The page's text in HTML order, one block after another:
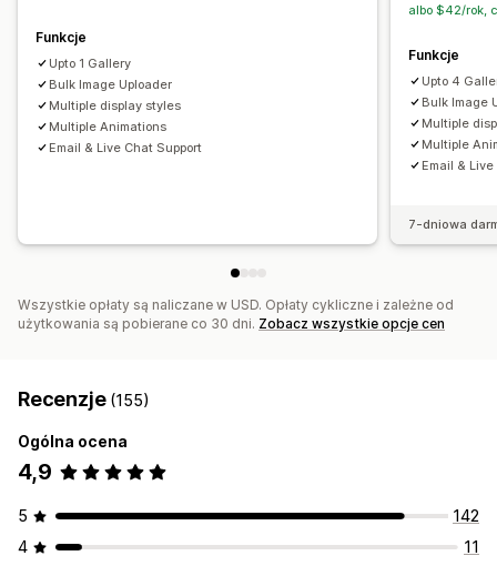
Efekt najechania kursorem
Responsywność na urządzeniach mobilnych
Tagi produktów dostępnych do zakupu
Udostępnianie w mediach społecznościowych
Wielojęzyczne
Funkcje
Upto 1 Gallery
Bulk Image Uploader
Multiple display styles
Multiple Animations
Email & Live Chat Support
albo $42/rok,
Funkcje
Upto 4
Bulk Image
Multiple
Multiple
Email &
7-dniowa
Wszystkie opłaty są naliczane w USD. Opłaty cykliczne i zależne od
użytkowania są pobierane co 30 dni. Zobacz wszystkie opcje cen
Recenzje (155)
Ogólna ocena
4,9
5
142
4
11